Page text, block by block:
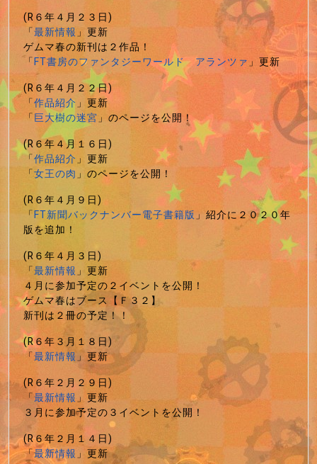
(R６年４月２３日)
「最新情報」更新
ゲムマ春の新刊は２作品！
「FT書房のファンタジーワールド アランツァ」更新
(R６年４月２２日)
「作品紹介」更新
「巨大樹の迷宮」のページを公開！
(R６年４月１６日)
「作品紹介」更新
「女王の肉」のページを公開！
(R６年４月９日)
「FT新聞バックナンバー電子書籍版」紹介に２０２０年
版を追加！
(R６年４月３日)
「最新情報」更新
４月に参加予定の２イベントを公開！
ゲムマ春はブース【Ｆ３２】
新刊は２冊の予定！！
(R６年３月１８日)
「最新情報」更新
(R６年２月２９日)
「最新情報」更新
３月に参加予定の３イベントを公開！
(R６年２月１４日)
「最新情報」更新